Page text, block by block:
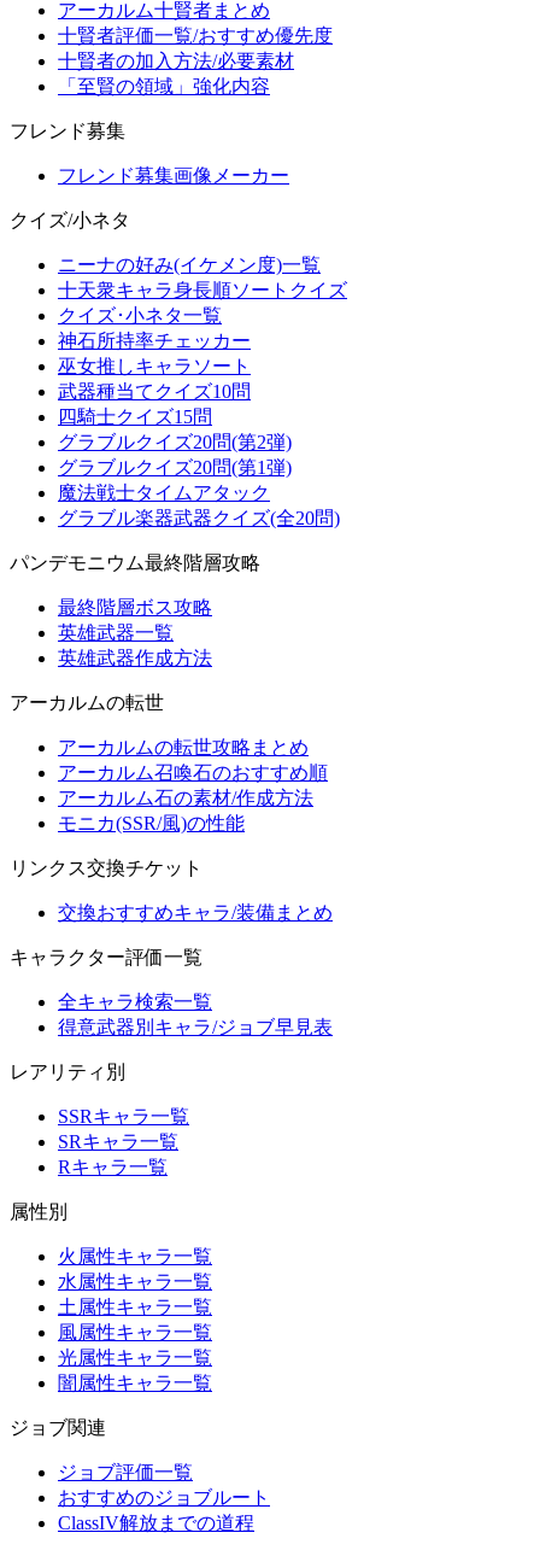
アーカルム十賢者まとめ
十賢者評価一覧/おすすめ優先度
十賢者の加入方法/必要素材
「至賢の領域」強化内容
フレンド募集
フレンド募集画像メーカー
クイズ/小ネタ
ニーナの好み(イケメン度)一覧
十天衆キャラ身長順ソートクイズ
クイズ･小ネタ一覧
神石所持率チェッカー
巫女推しキャラソート
武器種当てクイズ10問
四騎士クイズ15問
グラブルクイズ20問(第2弾)
グラブルクイズ20問(第1弾)
魔法戦士タイムアタック
グラブル楽器武器クイズ(全20問)
パンデモニウム最終階層攻略
最終階層ボス攻略
英雄武器一覧
英雄武器作成方法
アーカルムの転世
アーカルムの転世攻略まとめ
アーカルム召喚石のおすすめ順
アーカルム石の素材/作成方法
モニカ(SSR/風)の性能
リンクス交換チケット
交換おすすめキャラ/装備まとめ
キャラクター評価一覧
全キャラ検索一覧
得意武器別キャラ/ジョブ早見表
レアリティ別
SSRキャラ一覧
SRキャラ一覧
Rキャラ一覧
属性別
火属性キャラ一覧
水属性キャラ一覧
土属性キャラ一覧
風属性キャラ一覧
光属性キャラ一覧
闇属性キャラ一覧
ジョブ関連
ジョブ評価一覧
おすすめのジョブルート
ClassIV解放までの道程